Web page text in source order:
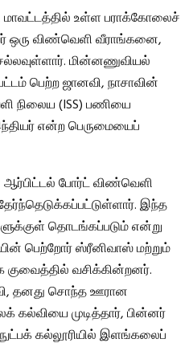
மாவட்டத்தில் உள்ள பராக்கோலைச்
ஒரு விண்வெளி வீராங்கனை,
மின்னணுவியல்
பெற்ற ஜானவி, நாசாவின்
நிலைய (ISS) பணியை
என்ற பெருமையைப்
போர்ட் விண்வெளி
இந்த
தொடங்கப்படும் என்று
பெற்றோர் ஸ்ரீனிவாஸ் மற்றும்
வசிக்கின்றனர்.
தனது சொந்த ஊரான
கல்வியை முடித்தார், பின்னர்
கல்லூரியில் இளங்கலைப்